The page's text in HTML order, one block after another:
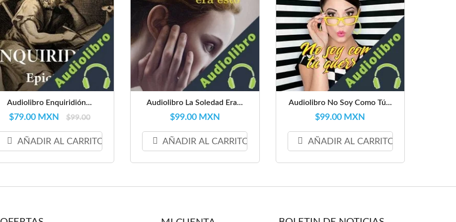
Audiolibro Enquiridión...
$79.00 MXN $99.00
AÑADIR AL CARRITO
Audiolibro La Soledad Era...
$99.00 MXN
AÑADIR AL CARRITO
Audiolibro No Soy Como Tú...
$99.00 MXN
AÑADIR AL CARRITO